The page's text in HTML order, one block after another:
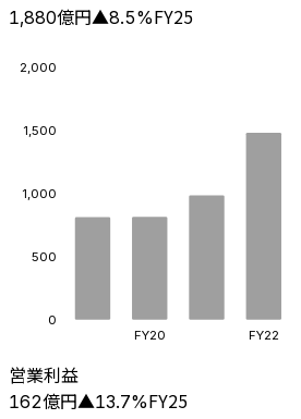
1,880億円▲8.5%FY25
0
500
1,000
1,500
2,000
FY20 FY22
営業利益
162億円▲13.7%FY25